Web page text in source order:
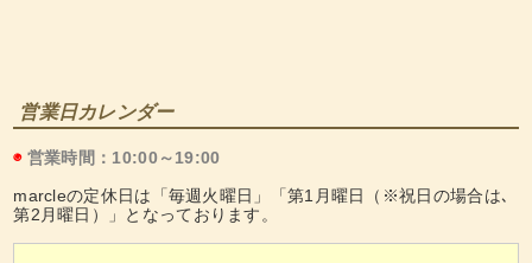
営業日カレンダー
◉ 営業時間：10:00～19:00
marcleの定休日は「毎週火曜日」「第1月曜日（※祝日の場合は､
第2月曜日）」となっております。